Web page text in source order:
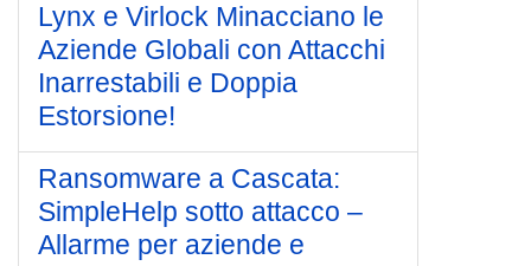
Lynx e Virlock Minacciano le
Aziende Globali con Attacchi
Inarrestabili e Doppia
Estorsione!
Ransomware a Cascata:
SimpleHelp sotto attacco –
Allarme per aziende e